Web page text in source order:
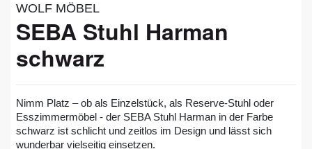
WOLF MÖBEL
SEBA Stuhl Harman
schwarz
Nimm Platz – ob als Einzelstück, als Reserve-Stuhl oder
Esszimmermöbel - der SEBA Stuhl Harman in der Farbe
schwarz ist schlicht und zeitlos im Design und lässt sich
wunderbar vielseitig einsetzen.